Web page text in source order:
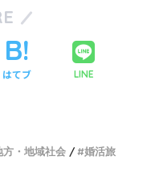
はてブ LINE
方・地域社会 婚活旅